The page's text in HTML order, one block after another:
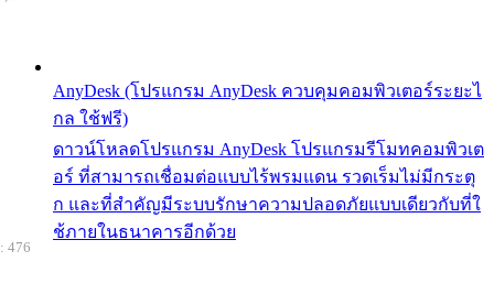
AnyDesk (โปรแกรม AnyDesk ควบคุมคอมพิวเตอร์ระยะไ
กล ใช้ฟรี)
ดาวน์โหลดโปรแกรม AnyDesk โปรแกรมรีโมทคอมพิวเต
อร์ ที่สามารถเชื่อมต่อแบบไร้พรมแดน รวดเร็มไม่มีกระตุ
ก และที่สำคัญมีระบบรักษาความปลอดภัยแบบเดียวกับที่ใ
ช้ภายในธนาคารอีกด้วย
476